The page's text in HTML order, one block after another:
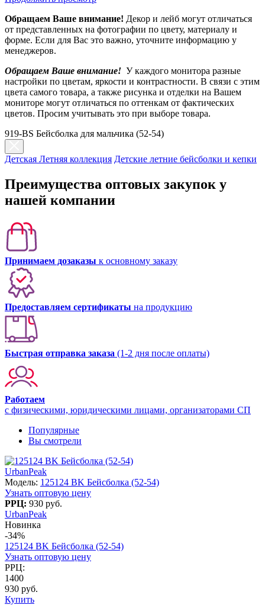
Обращаем Ваше внимание! Декор и лейб могут отличаться
от представленных на фотографии по цвету, материалу и
форме. Если для Вас это важно, уточните информацию у
менеджеров.
Обращаем Ваше внимание! У каждого монитора разные
настройки по цветам, яркости и контрастности. В связи с этим
цвета самого товара, а также рисунка и отделки на Вашем
мониторе могут отличаться по оттенкам от фактических
цветов. Просим учитывать это при выборе товара.
919-BS Бейсболка для мальчика (52-54)
Детская Летняя коллекция Детские летние бейсболки и кепки
Преимущества оптовых закупок у
нашей компании
Принимаем дозаказы к основному заказу
Предоставляем сертификаты на продукцию
Быстрая отправка заказа (1-2 дня после оплаты)
Работаем
с физическими, юридическими лицами, организаторами СП
Популярные
Вы смотрели
UrbanPeak
Модель: 125124 BK Бейсболка (52-54)
Узнать оптовую цену
РРЦ: 930 руб.
UrbanPeak
Новинка
-34%
125124 BK Бейсболка (52-54)
Узнать оптовую цену
РРЦ:
1400
930 руб.
Купить